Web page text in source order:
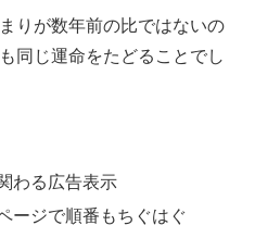
りが数年前の比ではないの
同じ運命をたどることでし
わる広告表示
ージで順番もちぐはぐ